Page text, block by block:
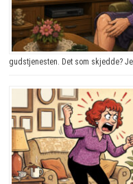
gudstjenesten. Det som skjedde?